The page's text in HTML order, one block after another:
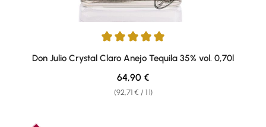
Average rating of 5 out of 5 stars
Don Julio Crystal Claro Anejo Tequila 35% vol. 0,70l
(92,71 € / 1 l)
Regular price:
64,90 €